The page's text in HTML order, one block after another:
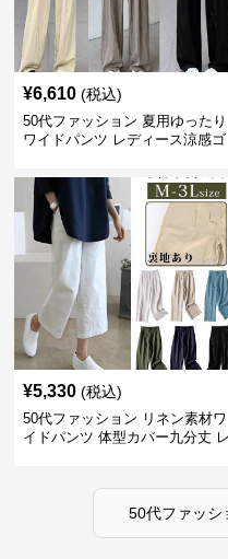
¥6,610 (税込)
50代ファッション 夏用ゆったり
ワイドパンツ レディース涼感ゴ
¥5,330 (税込)
50代ファッション リネン素材ワ
イドパンツ 体型カバー九分丈 レ
50代ファッシ